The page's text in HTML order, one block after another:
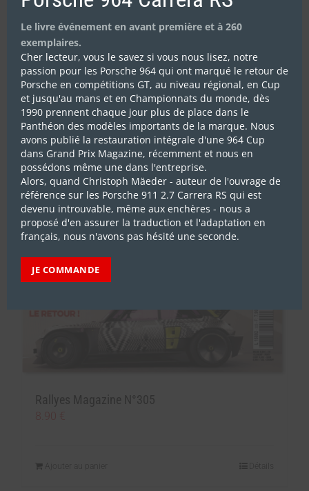
Rallyes Magazine N°305
Ajouter au panier Détails
Le livre événement en avant première et à 260
exemplaires.
Cher lecteur, vous le savez si vous nous lisez, notre
passion pour les Porsche 964 qui ont marqué le retour de
Porsche en compétitions GT, au niveau régional, en Cup
et jusqu'au mans et en Championnats du monde, dès
1990 prennent chaque jour plus de place dans le
Panthéon des modèles importants de la marque. Nous
avons publié la restauration intégrale d'une 964 Cup
dans Grand Prix Magazine, récemment et nous en
possédons même une dans l'entreprise.
Alors, quand Christoph Mäeder - auteur de l'ouvrage de
référence sur les Porsche 911 2.7 Carrera RS qui est
devenu introuvable, même aux enchères - nous a
proposé d'en assurer la traduction et l'adaptation en
français, nous n'avons pas hésité une seconde.
JE COMMANDE